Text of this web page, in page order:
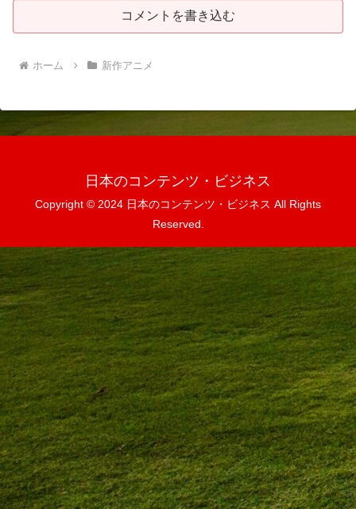
コメントを書き込む
ホーム 新作アニメ
日本のコンテンツ・ビジネス
Copyright © 2024 日本のコンテンツ・ビジネス All Rights
Reserved.